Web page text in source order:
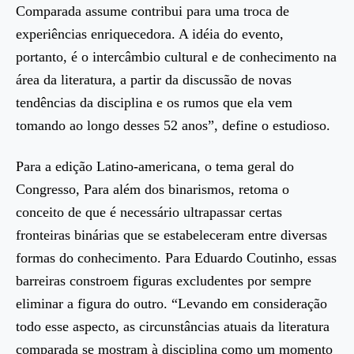
Comparada assume contribui para uma troca de
experiências enriquecedora. A idéia do evento,
portanto, é o intercâmbio cultural e de conhecimento na
área da literatura, a partir da discussão de novas
tendências da disciplina e os rumos que ela vem
tomando ao longo desses 52 anos”, define o estudioso.
Para a edição Latino-americana, o tema geral do
Congresso, Para além dos binarismos, retoma o
conceito de que é necessário ultrapassar certas
fronteiras binárias que se estabeleceram entre diversas
formas do conhecimento. Para Eduardo Coutinho, essas
barreiras constroem figuras excludentes por sempre
eliminar a figura do outro. “Levando em consideração
todo esse aspecto, as circunstâncias atuais da literatura
comparada se mostram à disciplina como um momento